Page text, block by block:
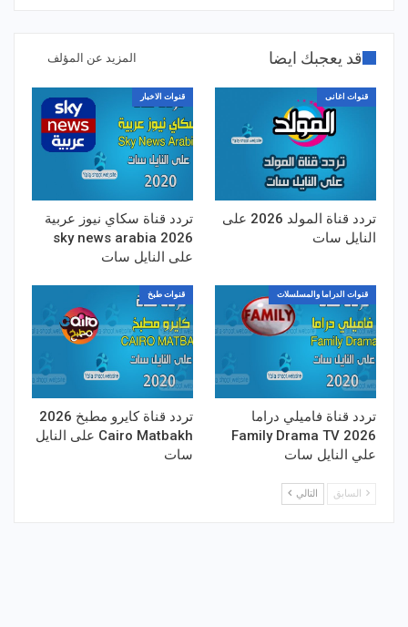
قد يعجبك ايضا المزيد عن المؤلف
قنوات اغانى
تردد قناة المولد 2026 على
النايل سات
قنوات الاخبار
تردد قناة سكاي نيوز عربية
2026 sky news arabia
على النايل سات
قنوات الدراما والمسلسلات
تردد قناة فاميلي دراما
Family Drama TV 2026
علي النايل سات
قنوات طبخ
تردد قناة كايرو مطبخ 2026
Cairo Matbakh على النايل
سات
السابق التالي